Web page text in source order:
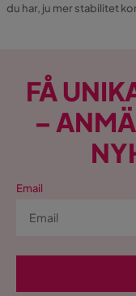
du har, ju mer stabilitet
FÅ
–
Email